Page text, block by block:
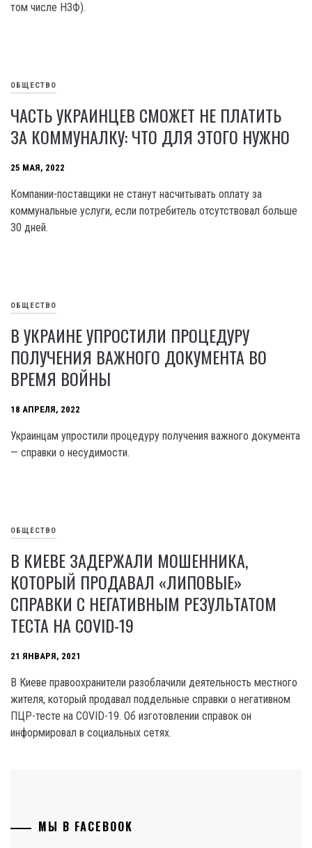
том числе НЗФ).
ОБЩЕСТВО
ЧАСТЬ УКРАИНЦЕВ СМОЖЕТ НЕ ПЛАТИТЬ
ЗА КОММУНАЛКУ: ЧТО ДЛЯ ЭТОГО НУЖНО
25 МАЯ, 2022
Компании-поставщики не станут насчитывать оплату за
коммунальные услуги, если потребитель отсутствовал больше
30 дней.
ОБЩЕСТВО
В УКРАИНЕ УПРОСТИЛИ ПРОЦЕДУРУ
ПОЛУЧЕНИЯ ВАЖНОГО ДОКУМЕНТА ВО
ВРЕМЯ ВОЙНЫ
18 АПРЕЛЯ, 2022
Украинцам упростили процедуру получения важного документа
— справки о несудимости.
ОБЩЕСТВО
В КИЕВЕ ЗАДЕРЖАЛИ МОШЕННИКА,
КОТОРЫЙ ПРОДАВАЛ «ЛИПОВЫЕ»
СПРАВКИ С НЕГАТИВНЫМ РЕЗУЛЬТАТОМ
ТЕСТА НА COVID-19
21 ЯНВАРЯ, 2021
В Киеве правоохранители разоблачили деятельность местного
жителя, который продавал поддельные справки о негативном
ПЦР-тесте на COVID-19. Об изготовлении справок он
информировал в социальных сетях.
МЫ В FACEBOOK